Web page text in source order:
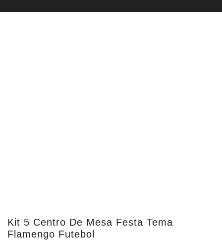
Kit 5 Centro De Mesa Festa Tema
Flamengo Futebol